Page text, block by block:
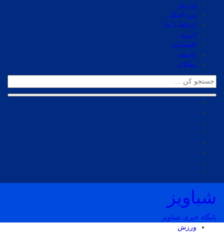
ورزش
بین الملل
ارتباط با ما
انرژی
اقتصادی
جامعه
مقالات
شباویز
پایگاه خبری شباویز
ورزش